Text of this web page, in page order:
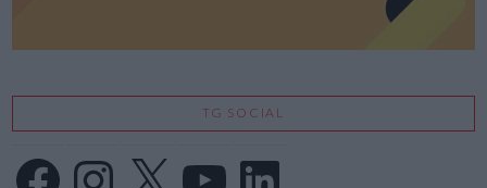
TG SOCIAL
FacebookInstagram
X LinkedIn